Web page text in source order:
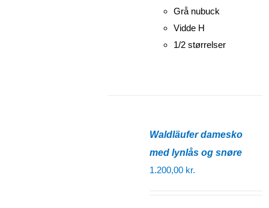
Grå nubuck
Vidde H
1/2 størrelser
Waldläufer damesko
med lynlås og snøre
1.200,00 kr.